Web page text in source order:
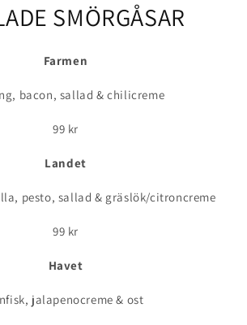
SMÖRGÅSAR
Farmen
bacon, sallad & chilicreme
99 kr
Landet
pesto, sallad & gräslök/citroncreme
99 kr
Havet
jalapenocreme & ost